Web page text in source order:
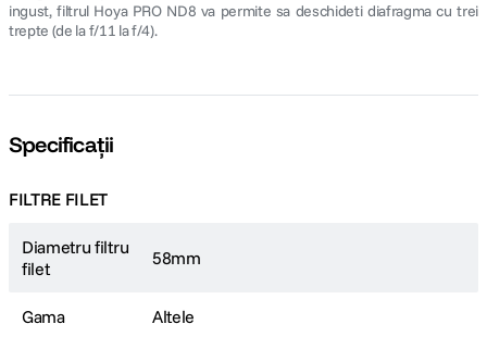
ingust, filtrul Hoya PRO ND8 va permite sa deschideti diafragma cu trei
trepte (de la f/11 la f/4).
Specificații
FILTRE FILET
Diametru filtru
filet
58mm
Gama Altele